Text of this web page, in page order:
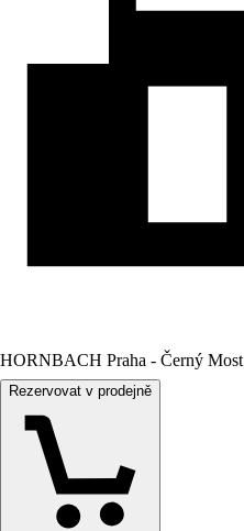
HORNBACH Praha - Černý Most
Rezervovat v prodejně